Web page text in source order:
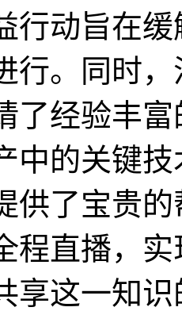
行动旨在
行。同时
了经验丰
中的关键
供了宝贵
程直播，
享这一知